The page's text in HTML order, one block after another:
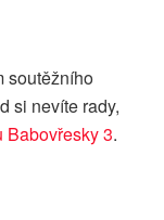
soutěžního
si nevíte rady,
Babovřesky 3.